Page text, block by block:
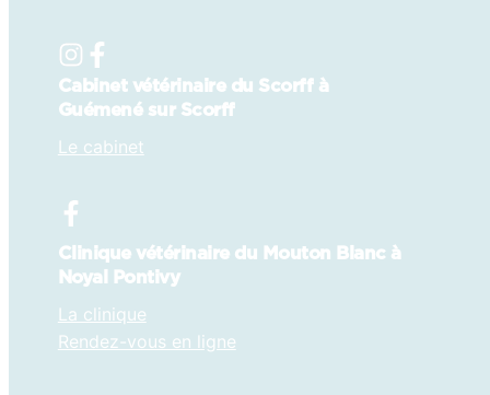
Cabinet vétérinaire du Scorff à
Guémené sur Scorff
Le cabinet
Clinique vétérinaire du Mouton Blanc à
Noyal Pontivy
La clinique
Rendez-vous en ligne